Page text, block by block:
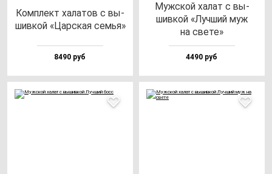
Ком­плект ха­ла­тов с вы­
шив­кой «Цар­ская семья»
8490 руб
Муж­ской ха­лат с вы­
шив­кой «Луч­ший муж
на све­те»
4490 руб